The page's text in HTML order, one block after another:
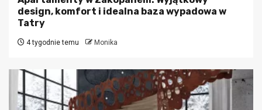
design, komfort i idealna baza wypadowa w
Tatry
4 tygodnie temu Monika